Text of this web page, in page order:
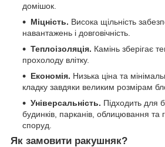
домішок.
Міцність. Висока щільність
навантажень і довговічність.
Теплоізоляція. Камінь зберігає
прохолоду влітку.
Економія. Низька ціна та
кладку завдяки великим розмірам
Універсальність. Підходить для
будинків, парканів, облицювання та
споруд.
Як замовити ракушняк?